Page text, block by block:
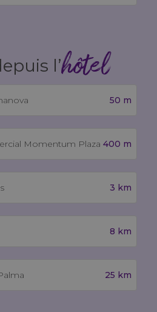
l’hôtel
50 m
Momentum Plaza 400 m
3 km
8 km
25 km